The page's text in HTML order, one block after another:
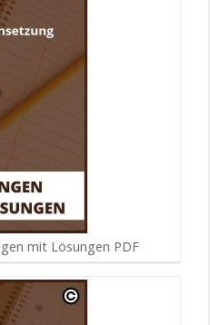
mit Lösungen PDF